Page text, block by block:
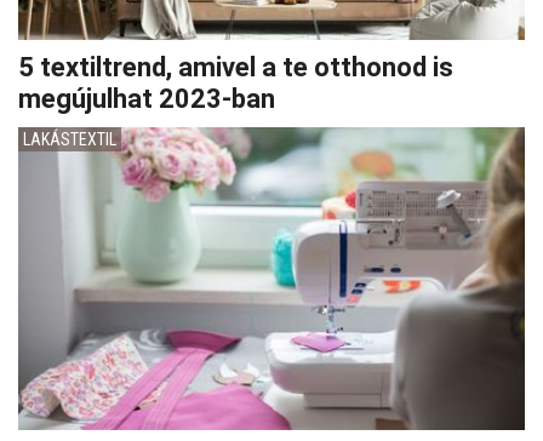
5 textiltrend, amivel a te otthonod is
megújulhat 2023-ban
LAKÁSTEXTIL